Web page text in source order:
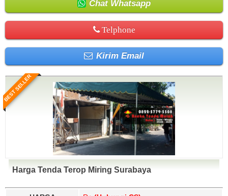
Chat Whatsapp
Telphone
Kirim Email
BEST SELLER
Harga Tenda Terop Miring Surabaya